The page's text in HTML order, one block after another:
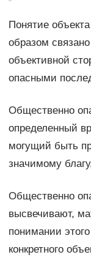
Понятие
образом
объективной
опасными
Общественно
определенный
могущий быть
значимому
Общественно
высвечивают,
понимании
конкретного